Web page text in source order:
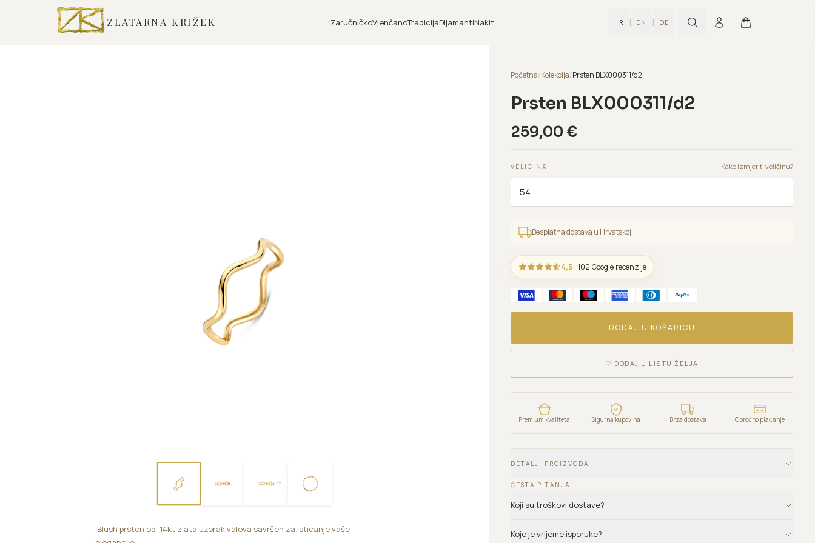
ZLATARNA KRIŽEK ZaručničkoVjenčanoTradicijaDijamantiNakit HR | EN | DE
Blush prsten od 14kt zlata uzorak valova savršen za isticanje vaše
Početna/Kolekcija/Prsten BLX000311/d2
Prsten BLX000311/d2
259,00 €
VELICINA Kako izmjeriti veličinu?
Besplatna dostava u Hrvatskoj
4,5 · 102 Google recenzije
DODAJ U KOŠARICU
♡ DODAJ U LISTU ŽELJA
Premium kvaliteta Sigurna kupovina Brza dostava Obročno plaćanje
DETALJI PROIZVODA
ČESTA PITANJA
Koji su troškovi dostave?
Koje je vrijeme isporuke?